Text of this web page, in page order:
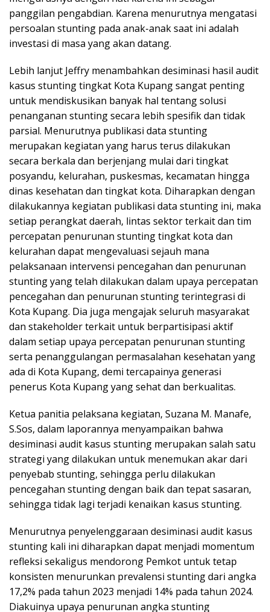
panggilan pengabdian. Karena menurutnya mengatasi
persoalan stunting pada anak-anak saat ini adalah
investasi di masa yang akan datang.
Lebih lanjut Jeffry menambahkan desiminasi hasil audit
kasus stunting tingkat Kota Kupang sangat penting
untuk mendiskusikan banyak hal tentang solusi
penanganan stunting secara lebih spesifik dan tidak
parsial. Menurutnya publikasi data stunting
merupakan kegiatan yang harus terus dilakukan
secara berkala dan berjenjang mulai dari tingkat
posyandu, kelurahan, puskesmas, kecamatan hingga
dinas kesehatan dan tingkat kota. Diharapkan dengan
dilakukannya kegiatan publikasi data stunting ini, maka
setiap perangkat daerah, lintas sektor terkait dan tim
percepatan penurunan stunting tingkat kota dan
kelurahan dapat mengevaluasi sejauh mana
pelaksanaan intervensi pencegahan dan penurunan
stunting yang telah dilakukan dalam upaya percepatan
pencegahan dan penurunan stunting terintegrasi di
Kota Kupang. Dia juga mengajak seluruh masyarakat
dan stakeholder terkait untuk berpartisipasi aktif
dalam setiap upaya percepatan penurunan stunting
serta penanggulangan permasalahan kesehatan yang
ada di Kota Kupang, demi tercapainya generasi
penerus Kota Kupang yang sehat dan berkualitas.
Ketua panitia pelaksana kegiatan, Suzana M. Manafe,
S.Sos, dalam laporannya menyampaikan bahwa
desiminasi audit kasus stunting merupakan salah satu
strategi yang dilakukan untuk menemukan akar dari
penyebab stunting, sehingga perlu dilakukan
pencegahan stunting dengan baik dan tepat sasaran,
sehingga tidak lagi terjadi kenaikan kasus stunting.
Menurutnya penyelenggaraan desiminasi audit kasus
stunting kali ini diharapkan dapat menjadi momentum
refleksi sekaligus mendorong Pemkot untuk tetap
konsisten menurunkan prevalensi stunting dari angka
17,2% pada tahun 2023 menjadi 14% pada tahun 2024.
Diakuinya upaya penurunan angka stunting